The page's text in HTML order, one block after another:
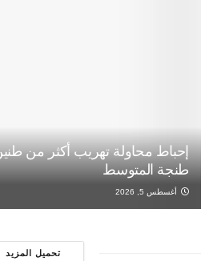
إحباط محاولة تهريب أكثر من
طنجة المتوسط
أغسطس 5, 2026
تحميل المزيد